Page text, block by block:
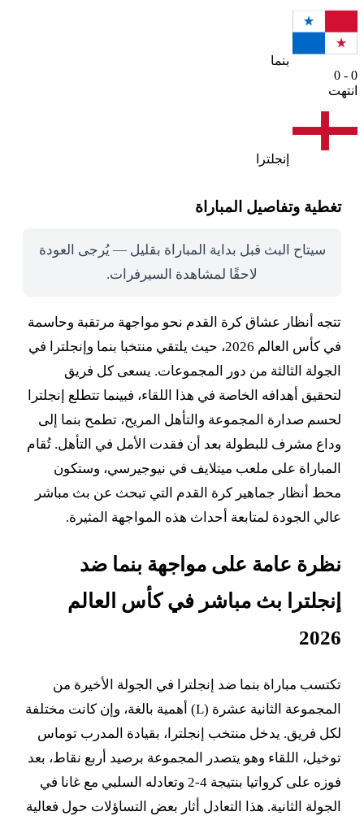
بنما
0 - 0
انتهت
إنجلترا
تغطية وتفاصيل المباراة
سيتاح البث قبل بداية المباراة بقليل — يُرجى العودة
لاحقًا لمشاهدة السيرفرات.
تتجه أنظار عشاق كرة القدم نحو مواجهة مرتقبة وحاسمة
في كأس العالم 2026، حيث يلتقي منتخبا بنما وإنجلترا في
الجولة الثالثة من دور المجموعات. يسعى كل فريق
لتحقيق أهدافه الخاصة في هذا اللقاء، فبينما تتطلع إنجلترا
لحسم صدارة المجموعة والتأهل المريح، تطمح بنما إلى
وداع مشرف للبطولة بعد أن فقدت الأمل في التأهل. تُقام
المباراة على ملعب ميتلايف في نيوجيرسي، وستكون
محط أنظار جماهير كرة القدم التي تبحث عن بث مباشر
عالي الجودة لمتابعة أحداث هذه المواجهة المثيرة.
نظرة عامة على مواجهة بنما ضد
إنجلترا بث مباشر في كأس العالم
2026
تكتسب مباراة بنما ضد إنجلترا في الجولة الأخيرة من
المجموعة الثانية عشرة (L) أهمية بالغة، وإن كانت مختلفة
لكل فريق. يدخل منتخب إنجلترا، بقيادة المدرب توماس
توخيل، اللقاء وهو يتصدر المجموعة برصيد أربع نقاط، بعد
فوزه على كرواتيا بنتيجة 4-2 وتعادله السلبي مع غانا في
الجولة الثانية. هذا التعادل أثار بعض التساؤلات حول فعالية